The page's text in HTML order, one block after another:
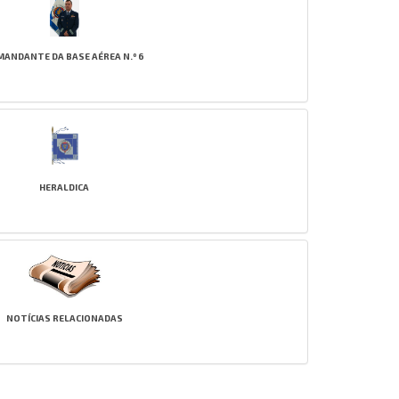
DA BASE AÉREA N.º 6
HERALDICA
NOTÍCIAS RELACIONADAS